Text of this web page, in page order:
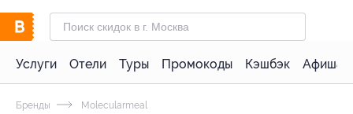
Услуги Отели Туры Промокоды Кэшбэк Афиша
Бренды Molecularmeal